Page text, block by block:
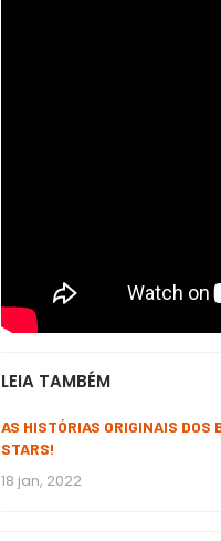
LEIA TAMBÉM
AS HISTÓRIAS ORIGINAIS DOS
STARS!
18 jan, 2022